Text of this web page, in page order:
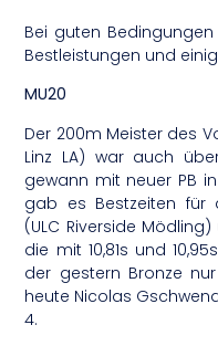
Bei guten
Bestleistungen und
MU20
Der 200m Meister des
Linz LA) war auch
gewann mit neuer PB
gab es Bestzeiten für
(ULC Riverside
die mit 10,81s und
der gestern Bronze
heute Nicolas
4.